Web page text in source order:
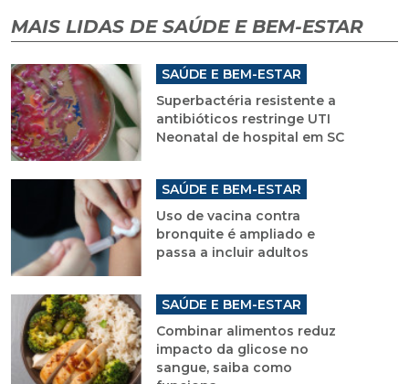
MAIS LIDAS DE SAÚDE E BEM-ESTAR
SAÚDE E BEM-ESTAR
Superbactéria resistente a
antibióticos restringe UTI
Neonatal de hospital em SC
SAÚDE E BEM-ESTAR
Uso de vacina contra
bronquite é ampliado e
passa a incluir adultos
SAÚDE E BEM-ESTAR
Combinar alimentos reduz
impacto da glicose no
sangue, saiba como